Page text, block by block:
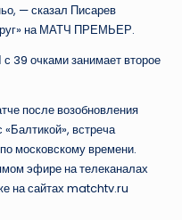
— сказал Писарев
на МАТЧ ПРЕМЬЕР.
39 очками занимает второе
после возобновления
«Балтикой», встреча
московскому времени.
эфире на телеканалах
на сайтах matchtv.ru